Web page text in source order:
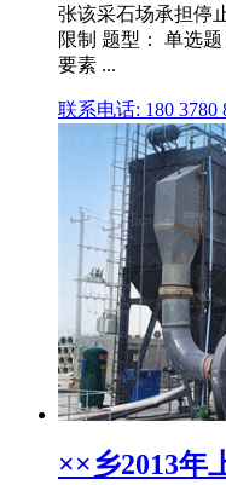
张该采石场承担停
限制 题型： 单选
要素 ...
联系电话: 180 3780
××乡2013年